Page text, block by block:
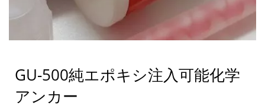
GU-500純エポキシ注入可能化学
アンカー